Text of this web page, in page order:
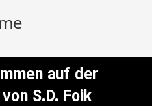
auf der
S.D. Foik